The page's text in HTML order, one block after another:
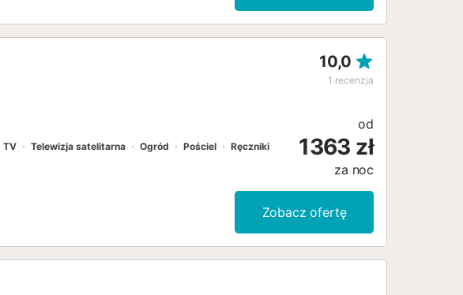
10,0
1 recenzja
TV Telewizja satelitarna Ogród Pościel Ręczniki
od
1363 zł
za noc
Zobacz ofertę